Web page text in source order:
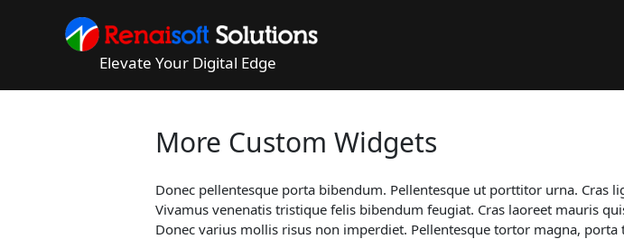
Elevate Your Digital Edge
More Custom Widgets
Donec pellentesque porta bibendum. Pellentesque ut porttitor urna. Cras
Vivamus venenatis tristique felis bibendum feugiat. Cras laoreet mauris
Donec varius mollis risus non imperdiet. Pellentesque tortor magna,